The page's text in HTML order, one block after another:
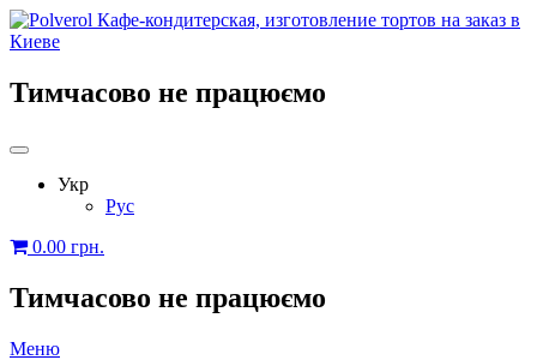
Тимчасово не працюємо
Укр
Рус
0.00 грн.
Тимчасово не працюємо
Меню